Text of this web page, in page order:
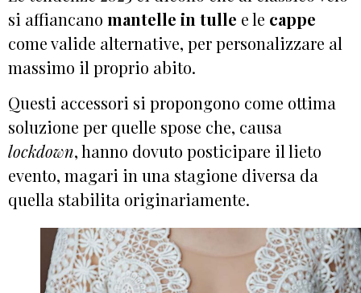
si affiancano mantelle in tulle e le cappe
come valide alternative, per personalizzare al
massimo il proprio abito.
Questi accessori si propongono come ottima
soluzione per quelle spose che, causa
lockdown, hanno dovuto posticipare il lieto
evento, magari in una stagione diversa da
quella stabilita originariamente.